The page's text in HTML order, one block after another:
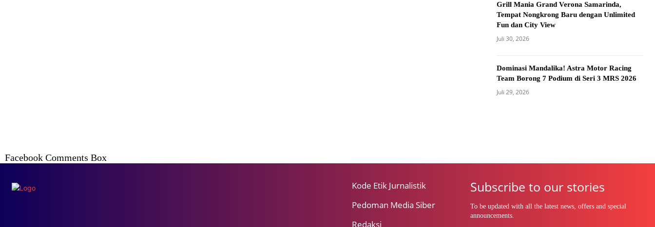
Grill Mania Grand Verona Samarinda,
Tempat Nongkrong Baru dengan Unlimited
Fun dan City View
Juli 30, 2026
Dominasi Mandalika! Astra Motor Racing
Team Borong 7 Podium di Seri 3 MRS 2026
Juli 29, 2026
Facebook Comments Box
Kode Etik Jurnalistik
Pedoman Media Siber
Redaksi
Subscribe to our stories
To be updated with all the latest news, offers and special
announcements.